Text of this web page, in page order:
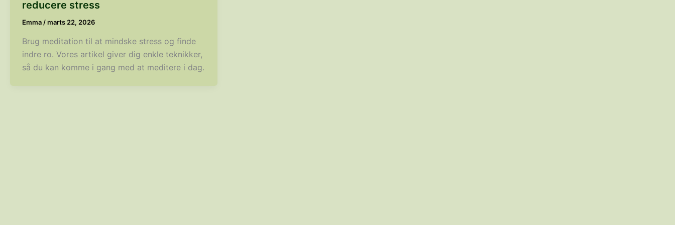
reducere stress
Emma/marts 22, 2026
Brug meditation til at mindske stress og finde
indre ro. Vores artikel giver dig enkle teknikker,
så du kan komme i gang med at meditere i dag.